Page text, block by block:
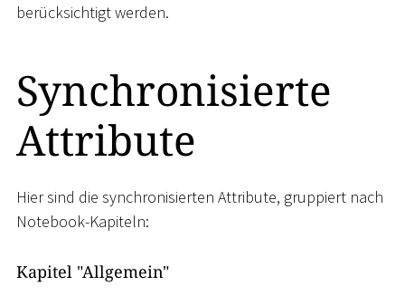
berücksichtigt werden.
Synchronisierte
Attribute
Hier sind die synchronisierten Attribute, gruppiert nach
Notebook-Kapiteln:
Kapitel "Allgemein"